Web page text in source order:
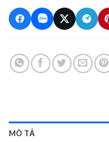
MÔ TẢ